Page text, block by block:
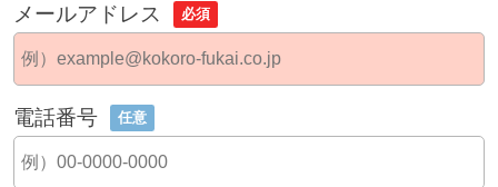
メールアドレス 必須
電話番号 任意